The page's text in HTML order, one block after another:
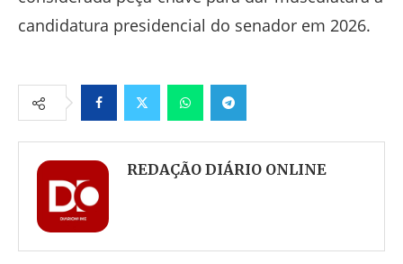
candidatura presidencial do senador em 2026.
FacebookTwitter WhatsappTelegram
REDAÇÃO DIÁRIO ONLINE